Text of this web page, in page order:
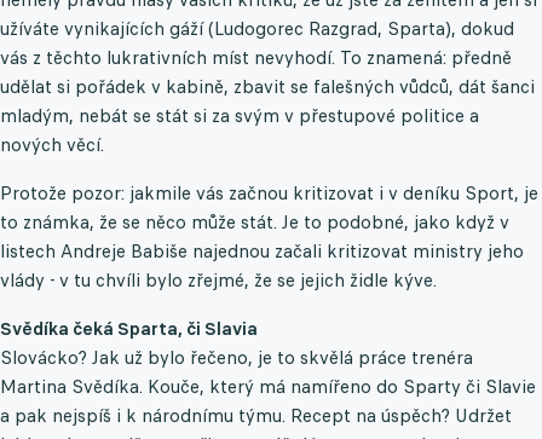
užíváte vynikajících gáží (Ludogorec Razgrad, Sparta), dokud
vás z těchto lukrativních míst nevyhodí. To znamená: předně
udělat si pořádek v kabině, zbavit se falešných vůdců, dát šanci
mladým, nebát se stát si za svým v přestupové politice a
nových věcí.
Protože pozor: jakmile vás začnou kritizovat i v deníku Sport, je
to známka, že se něco může stát. Je to podobné, jako když v
listech Andreje Babiše najednou začali kritizovat ministry jeho
vlády - v tu chvíli bylo zřejmé, že se jejich židle kýve.
Svědíka čeká Sparta, či Slavia
Slovácko? Jak už bylo řečeno, je to skvělá práce trenéra
Martina Svědíka. Kouče, který má namířeno do Sparty či Slavie
a pak nejspíš i k národnímu týmu. Recept na úspěch? Udržet